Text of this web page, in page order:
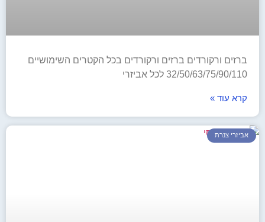
ברזים ורקורדים ברזים ורקורדים בכל הקטרים השימושיים
32/50/63/75/90/110 לכל אביזרי
קרא עוד »
אביזרי צנרת